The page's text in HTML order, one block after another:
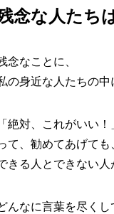
念な人たち
念なことに、
の身近な人たちの中
「絶対、これがいい！
て、勧めてあげても
きる人とできない人
んなに言葉を尽くし